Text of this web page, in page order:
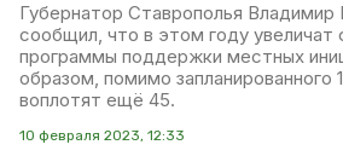
Губернатор Ставрополья Владимир
сообщил, что в этом году увеличат
программы поддержки местных
образом, помимо запланированного
воплотят ещё 45.
10 февраля 2023, 12:33